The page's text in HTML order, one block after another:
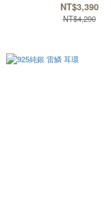
NT$3,390
NT$4,290